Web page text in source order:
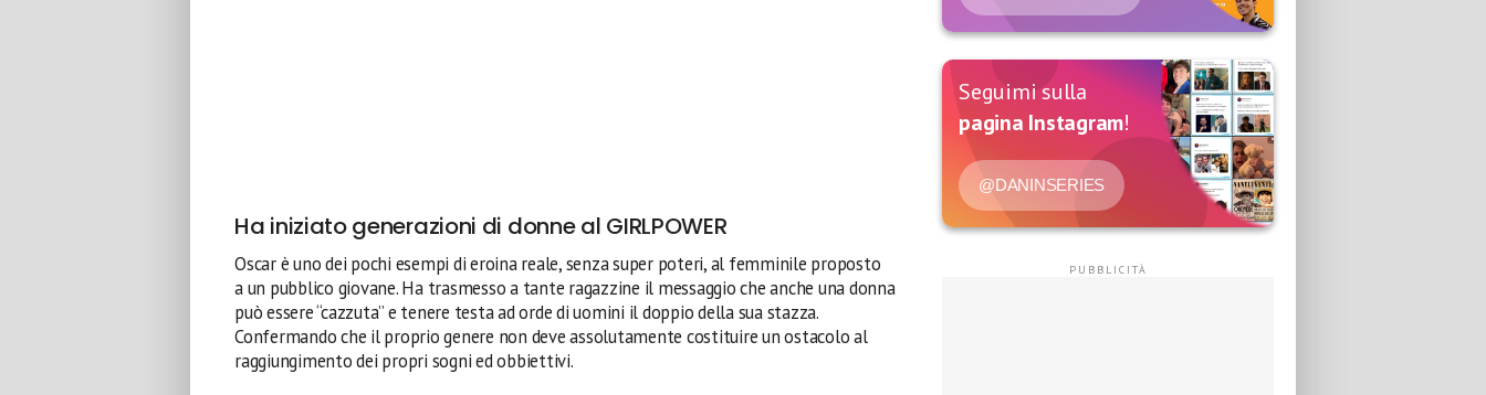
Ha iniziato generazioni di donne al GIRLPOWER
Oscar è uno dei pochi esempi di eroina reale, senza super poteri, al femminile proposto
a un pubblico giovane. Ha trasmesso a tante ragazzine il messaggio che anche una donna
può essere “cazzuta” e tenere testa ad orde di uomini il doppio della sua stazza.
Confermando che il proprio genere non deve assolutamente costituire un ostacolo al
raggiungimento dei propri sogni ed obbiettivi.
Seguimi sulla
pagina Instagram!
@DANINSERIES